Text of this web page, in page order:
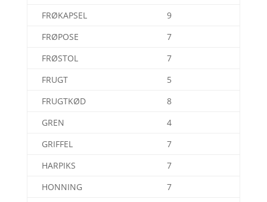
FRØKAPSEL
9
FRØPOSE
7
FRØSTOL
7
FRUGT
5
FRUGTKØD
8
GREN
4
GRIFFEL
7
HARPIKS
7
HONNING
7